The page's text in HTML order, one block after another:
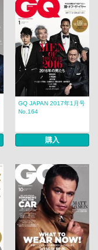
GQ JAPAN 2017年1月号
No.164
購入